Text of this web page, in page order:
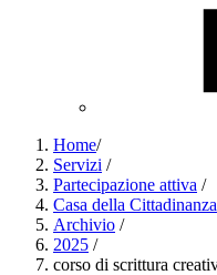
Home/
Servizi /
Partecipazione attiva /
Casa della Cittadinanza
Archivio /
2025 /
corso di scrittura